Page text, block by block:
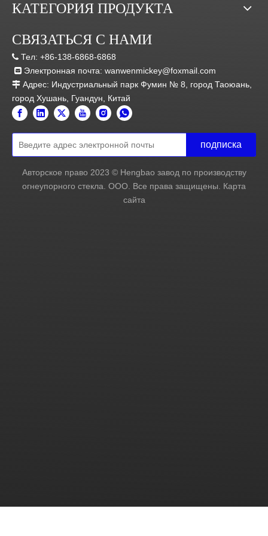
получила национальное признание благодаря
профессиональным исследованиям и
разработкам, современному производству и
превосходному качеству. В то же время
компания также получила ряд национальных
наград, таких как «Новое высокотехнологичное
предприятие», «10 лучших предприятий Китая
по производству огнеупорного стекла», а также
участвовала в пересмотре китайского
национального стандарта (GB15763. 1-2009) об
огнестойком стекле.
КАТЕГОРИЯ ПРОДУКТА
СВЯЗАТЬСЯ С НАМИ
 Тел: +86-138-6868-6868
 Электронная почта: wanwenmickey@foxmail.com
 Адрес: Индустриальный парк Фумин № 8, город Таоюань,
город Хушань, Гуандун, Китай
подписка
Авторское право 2023 © Hengbao завод по производству
огнеупорного стекла. ООО. Все права защищены. Карта
сайта